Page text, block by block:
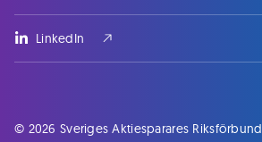
LinkedIn
© 2026 Sveriges Aktiesparares Riksförbund